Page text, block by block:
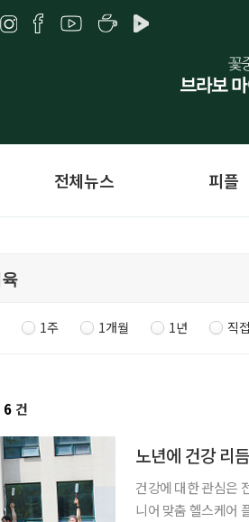
전체뉴스 피플
1주 1개월 1년 직
6 건
노년에 건강 리
건강에 대한 관심은
니어 맞춤 헬스케어